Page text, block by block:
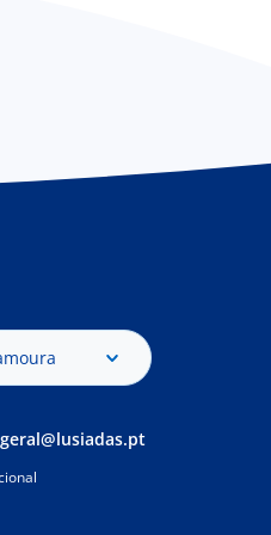
geral@lusiadas.pt